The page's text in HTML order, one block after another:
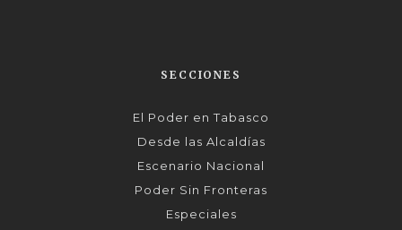
SECCIONES
El Poder en Tabasco
Desde las Alcaldías
Escenario Nacional
Poder Sin Fronteras
Especiales